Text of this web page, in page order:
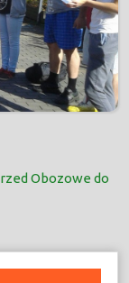
Obozowe do